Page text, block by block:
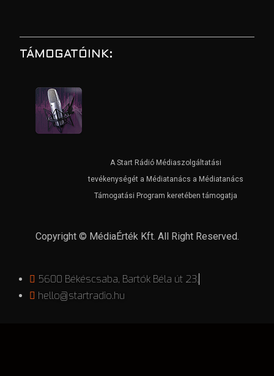
TÁMOGATÓINK:
A Start Rádió Médiaszolgáltatási
tevékenységét a Médiatanács a Médiatanács
Támogatási Program keretében támogatja
Copyright © MédiaÉrték Kft. All Right Reserved.
5600 Békéscsaba, Bartók Béla út 23.
hello@startradio.hu